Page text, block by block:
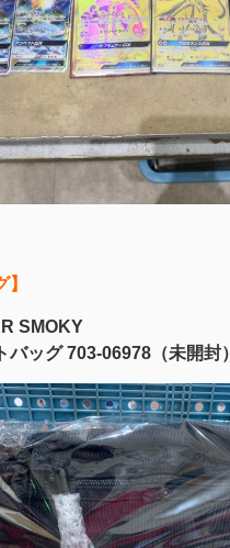
】
SMOKY
バッグ 703-06978（未開封）